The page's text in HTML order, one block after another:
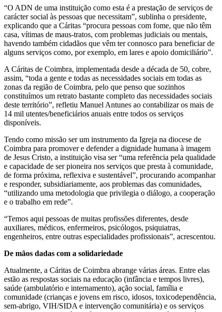
“O ADN de uma instituição como esta é a prestação de serviços de
carácter social às pessoas que necessitam”, sublinha o presidente,
explicando que a Cáritas “procura pessoas com fome, que não têm
casa, vítimas de maus-tratos, com problemas judiciais ou mentais,
havendo também cidadãos que vêm ter connosco para beneficiar de
alguns serviços como, por exemplo, em lares e apoio domiciliário”.
A Cáritas de Coimbra, implementada desde a década de 50, cobre,
assim, “toda a gente e todas as necessidades sociais em todas as
zonas da região de Coimbra, pelo que penso que sozinhos
constituímos um retrato bastante completo das necessidades sociais
deste território”, refletiu Manuel Antunes ao contabilizar os mais de
14 mil utentes/beneficiários anuais entre todos os serviços
disponíveis.
Tendo como missão ser um instrumento da Igreja na diocese de
Coimbra para promover e defender a dignidade humana à imagem
de Jesus Cristo, a instituição visa ser “uma referência pela qualidade
e capacidade de ser pioneira nos serviços que presta à comunidade,
de forma próxima, reflexiva e sustentável”, procurando acompanhar
e responder, subsidiariamente, aos problemas das comunidades,
“utilizando uma metodologia que privilegia o diálogo, a cooperação
e o trabalho em rede”.
“Temos aqui pessoas de muitas profissões diferentes, desde
auxiliares, médicos, enfermeiros, psicólogos, psiquiatras,
engenheiros, entre outras especialidades profissionais”, acrescentou.
De mãos dadas com a solidariedade
Atualmente, a Cáritas de Coimbra abrange várias áreas. Entre elas
estão as respostas sociais na educação (infância e tempos livres),
saúde (ambulatório e internamento), ação social, família e
comunidade (crianças e jovens em risco, idosos, toxicodependência,
sem-abrigo, VIH/SIDA e intervenção comunitária) e os serviços